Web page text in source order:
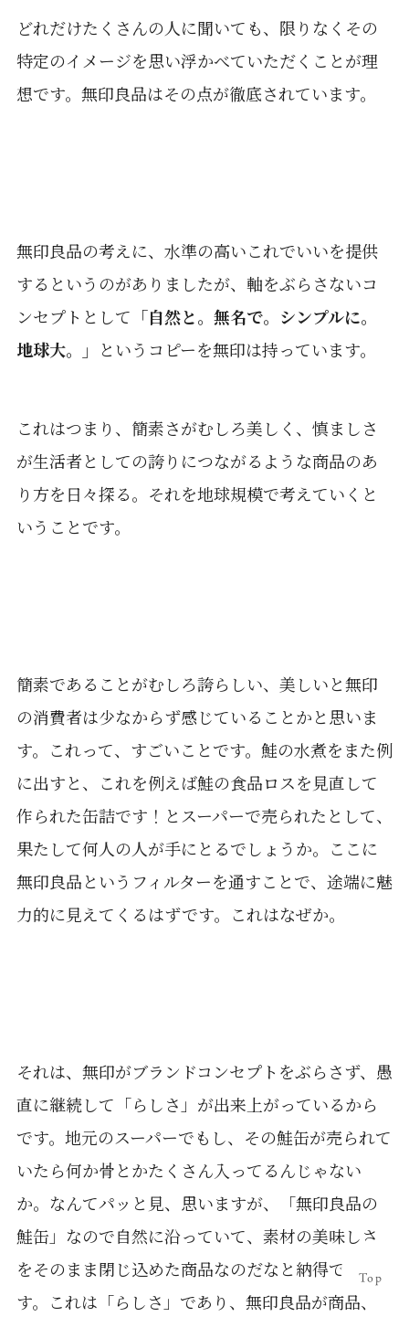
どれだけたくさんの人に聞いても、限りなくその
特定のイメージを思い浮かべていただくことが理
想です。無印良品はその点が徹底されています。
無印良品の考えに、水準の高いこれでいいを提供
するというのがありましたが、軸をぶらさないコ
ンセプトとして 「自然と。無名で。シンプルに。
地球大。」
というコピーを無印は持っています。
これはつまり、簡素さがむしろ美しく、慎ましさ
が生活者としての誇りにつながるような商品のあ
り方を日々探る。それを地球規模で考えていくと
いうことです。
簡素であることがむしろ誇らしい、美しいと無印
の消費者は少なからず感じていることかと思いま
す。これって、すごいことです。鮭の水煮をまた例
に出すと、これを例えば鮭の食品ロスを見直して
作られた缶詰です！とスーパーで売られたとして、
果たして何人の人が手にとるでしょうか。ここに
無印良品というフィルターを通すことで、途端に魅
力的に見えてくるはずです。これはなぜか。
それは、無印がブランドコンセプトをぶらさず、愚
直に継続して「らしさ」が出来上がっているから
です。地元のスーパーでもし、その鮭缶が売られて
いたら何か骨とかたくさん入ってるんじゃない
か。なんてパッと見、思いますが、「無印良品の
鮭缶」なので自然に沿っていて、素材の美味しさ
をそのまま閉じ込めた商品なのだなと納得できま
す。これは「らしさ」であり、無印良品が商品、
Top